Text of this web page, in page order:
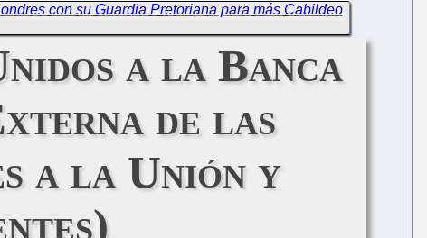
con su Guardia Pretoriana para más Cabildeo
a la Banca
de las
a la Unión y